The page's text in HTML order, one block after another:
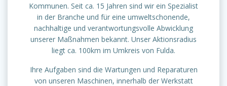
Kommunen. Seit ca. 15 Jahren sind wir ein Spezialist
in der Branche und für eine umweltschonende,
nachhaltige und verantwortungsvolle Abwicklung
unserer Maßnahmen bekannt. Unser Aktionsradius
liegt ca. 100km im Umkreis von Fulda.
Ihre Aufgaben sind die Wartungen und Reparaturen
von unseren Maschinen, innerhalb der Werkstatt